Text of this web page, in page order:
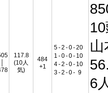
117.8
(10人
気)
484
+1
5-2 -0-20
1 -0-0- 10
4-2 -0- 10
3-2 -0- 9
6